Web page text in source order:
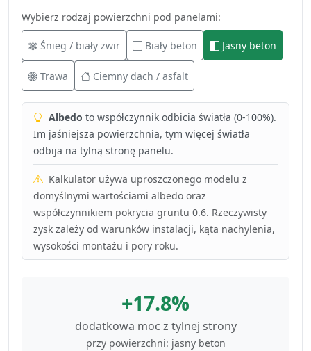
Wybierz rodzaj powierzchni pod panelami:
Śnieg / biały żwir Biały beton Jasny beton
Trawa Ciemny dach / asfalt
Albedo to współczynnik odbicia światła (0-100%).
Im jaśniejsza powierzchnia, tym więcej światła
odbija na tylną stronę panelu.
Kalkulator używa uproszczonego modelu z
domyślnymi wartościami albedo oraz
współczynnikiem pokrycia gruntu 0.6. Rzeczywisty
zysk zależy od warunków instalacji, kąta nachylenia,
wysokości montażu i pory roku.
+17.8%
dodatkowa moc z tylnej strony
przy powierzchni: jasny beton